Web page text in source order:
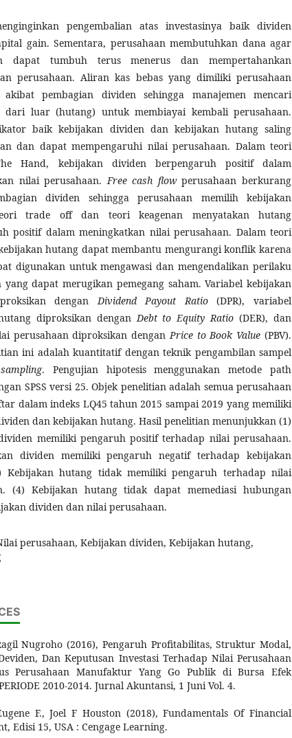
pengembalian atas investasinya baik dividen
gain. Sementara, perusahaan membutuhkan dana agar
dapat tumbuh terus menerus dan mempertahankan
perusahaan. Aliran kas bebas yang dimiliki perusahaan
pembagian dividen sehingga manajemen mencari
dari luar (hutang) untuk membiayai kembali perusahaan.
baik kebijakan dividen dan kebijakan hutang saling
dan dapat mempengaruhi nilai perusahaan. Dalam teori
Hand, kebijakan dividen berpengaruh positif dalam
nilai perusahaan. Free cash flowperusahaan berkurang
dividen sehingga perusahaan memilih kebijakan
trade off dan teori keagenan menyatakan hutang
positif dalam meningkatkan nilai perusahaan. Dalam teori
hutang dapat membantu mengurangi konflik karena
digunakan untuk mengawasi dan mengendalikan perilaku
yang dapat merugikan pemegang saham. Variabel kebijakan
dengan Dividend Payout Ratio(DPR), variabel
diproksikan dengan Debt to Equity Ratio (DER), dan
perusahaan diproksikan dengan Price to Book Value (PBV).
ini adalah kuantitatif dengan teknik pengambilan sampel
. Pengujian hipotesis menggunakan metode path
SPSS versi 25. Objek penelitian adalah semua perusahaan
dalam indeks LQ45 tahun 2015 sampai 2019 yang memiliki
dan kebijakan hutang. Hasil penelitian menunjukkan (1)
memiliki pengaruh positif terhadap nilai perusahaan.
dividen memiliki pengaruh negatif terhadap kebijakan
Kebijakan hutang tidak memiliki pengaruh terhadap nilai
(4) Kebijakan hutang tidak dapat memediasi hubungan
dividen dan nilai perusahaan.
perusahaan, Kebijakan dividen, Kebijakan hutang,
Nugroho (2016), Pengaruh Profitabilitas, Struktur Modal,
Dan Keputusan Investasi Terhadap Nilai Perusahaan
Perusahaan Manufaktur Yang Go Publik di Bursa Efek
2010-2014. Jurnal Akuntansi, 1 Juni Vol. 4.
F., Joel F Houston (2018), Fundamentals Of Financial
Edisi 15, USA : Cengage Learning.